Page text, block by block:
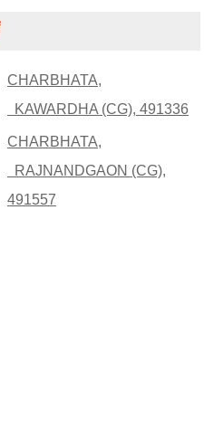
CHARBHATA,
KAWARDHA (CG), 491336
CHARBHATA,
RAJNANDGAON (CG),
491557